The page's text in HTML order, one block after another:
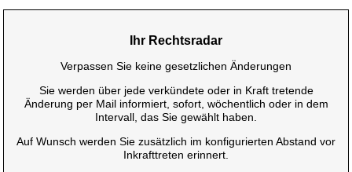
Ihr Rechtsradar
Verpassen Sie keine gesetzlichen Änderungen
Sie werden über jede verkündete oder in Kraft tretende
Änderung per Mail informiert, sofort, wöchentlich oder in dem
Intervall, das Sie gewählt haben.
Auf Wunsch werden Sie zusätzlich im konfigurierten Abstand vor
Inkrafttreten erinnert.